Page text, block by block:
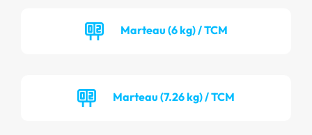
Marteau (6 kg) / TCM
Marteau (7.26 kg) / TCM